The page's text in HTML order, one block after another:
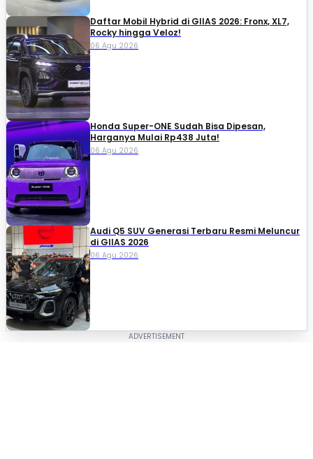
Daftar Mobil Hybrid di GIIAS 2026: Fronx, XL7,
Rocky hingga Veloz!
06 Agu 2026
Honda Super-ONE Sudah Bisa Dipesan,
Harganya Mulai Rp438 Juta!
06 Agu 2026
Audi Q5 SUV Generasi Terbaru Resmi Meluncur
di GIIAS 2026
06 Agu 2026